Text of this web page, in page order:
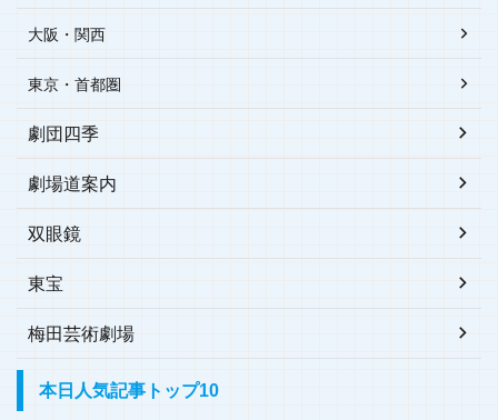
大阪・関西
東京・首都圏
劇団四季
劇場道案内
双眼鏡
東宝
梅田芸術劇場
本日人気記事トップ10